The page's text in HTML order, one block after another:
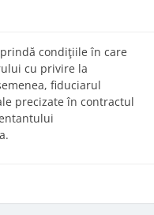
condiţiile în care
cu privire la
fiduciarul
precizate în contractul